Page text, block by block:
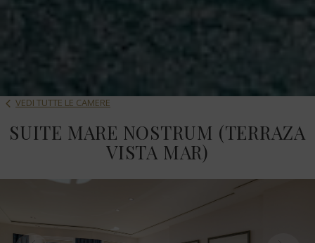
VEDI TUTTE LE CAMERE
SUITE MARE NOSTRUM (TERRAZA
VISTA MAR)